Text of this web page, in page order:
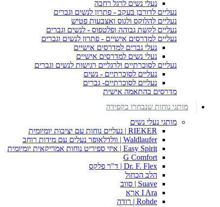
נעלי נשים לרגל רחבה
נעליים לדורבן בעקב - פתרון לנשים וגברים
נעליים להלוקס ולגוס ואצבעות פטיש
נעליים לקשת גבוהה ופלטפוס - לנשים וגברים
נעליים למדרסים אישיים - פתרון לנשים וגברים
נעלי גברים למדרסים אישיים
נעלי נשים למדרסים אישיים
נעליים לסוכרתיים ולרגליים רגישות לנשים וגברים
נעליים לסוכרתיים - נשים
נעליים לסוכרתיים- גברים
מדרסים בהתאמה אישית
מותגי נוחות שנבחרו בקפידה
מותגי נעלי נשים
RIEKER | נעליים נוחות עם יציבות יומיומית
Waldlaufer | וולדלאופר נעלים עם מידות רוחב
Easy Spirit | איזי ספיריט נוחות אמריקאית יומיומית
G Comfort
Dr. F. Flex | ד"ר פלקס
הלב הכחול
Suave | סווב
I Ara ארא
Rohde | רודה